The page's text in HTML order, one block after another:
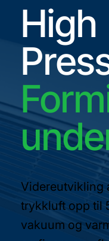
High
Videreutvikling
trykkluft opp til
vakuum og